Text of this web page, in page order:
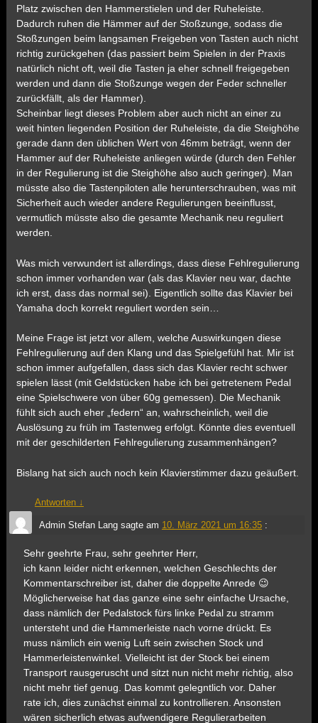
Platz zwischen den Hammerstielen und der Ruheleiste.
Dadurch ruhen die Hämmer auf der Stoßzunge, sodass die
Stoßzungen beim langsamen Freigeben von Tasten auch nicht
richtig zurückgehen (das passiert beim Spielen in der Praxis
natürlich nicht oft, weil die Tasten ja eher schnell freigegeben
werden und dann die Stoßzunge wegen der Feder schneller
zurückfällt, als der Hammer).
Scheinbar liegt dieses Problem aber auch nicht an einer zu
weit hinten liegenden Position der Ruheleiste, da die Steighöhe
gerade dann den üblichen Wert von 46mm beträgt, wenn der
Hammer auf der Ruheleiste anliegen würde (durch den Fehler
in der Regulierung ist die Steighöhe also auch geringer). Man
müsste also die Tastenpiloten alle herunterschrauben, was mit
Sicherheit auch wieder andere Regulierungen beeinflusst,
vermutlich müsste also die gesamte Mechanik neu reguliert
werden.
Was mich verwundert ist allerdings, dass diese Fehlregulierung
schon immer vorhanden war (als das Klavier neu war, dachte
ich erst, dass das normal sei). Eigentlich sollte das Klavier bei
Yamaha doch korrekt reguliert worden sein…
Meine Frage ist jetzt vor allem, welche Auswirkungen diese
Fehlregulierung auf den Klang und das Spielgefühl hat. Mir ist
schon immer aufgefallen, dass sich das Klavier recht schwer
spielen lässt (mit Geldstücken habe ich bei getretenem Pedal
eine Spielschwere von über 60g gemessen). Die Mechanik
fühlt sich auch eher „federn“ an, wahrscheinlich, weil die
Auslösung zu früh im Tastenweg erfolgt. Könnte dies eventuell
mit der geschilderten Fehlregulierung zusammenhängen?
Bislang hat sich auch noch kein Klavierstimmer dazu geäußert.
Antworten ↓
Admin Stefan Langsagte am 10. März 2021 um 16:35 :
Sehr geehrte Frau, sehr geehrter Herr,
ich kann leider nicht erkennen, welchen Geschlechts der
Kommentarschreiber ist, daher die doppelte Anrede 😉
Möglicherweise hat das ganze eine sehr einfache Ursache,
dass nämlich der Pedalstock fürs linke Pedal zu stramm
untersteht und die Hammerleiste nach vorne drückt. Es
muss nämlich ein wenig Luft sein zwischen Stock und
Hammerleistenwinkel. Vielleicht ist der Stock bei einem
Transport rausgeruscht und sitzt nun nicht mehr richtig, also
nicht mehr tief genug. Das kommt gelegntlich vor. Daher
rate ich, dies zunächst einmal zu kontrollieren. Ansonsten
wären sicherlich etwas aufwendigere Regulierarbeiten